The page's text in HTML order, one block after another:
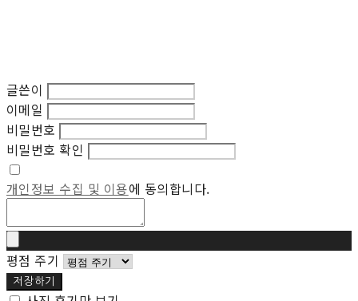
글쓴이
이메일
비밀번호
비밀번호 확인
개인정보 수집 및 이용에 동의합니다.
평점 주기
저장하기